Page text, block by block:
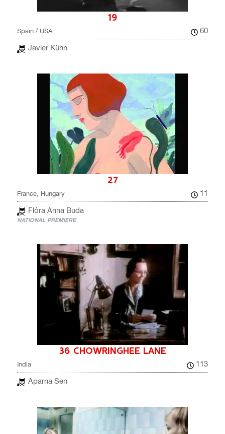
19
Spain / USA
60
Javier Kühn
27
France, Hungary
11
Flóra Anna Buda
NATIONAL PREMIERE
36 CHOWRINGHEE LANE
India
113
Aparna Sen